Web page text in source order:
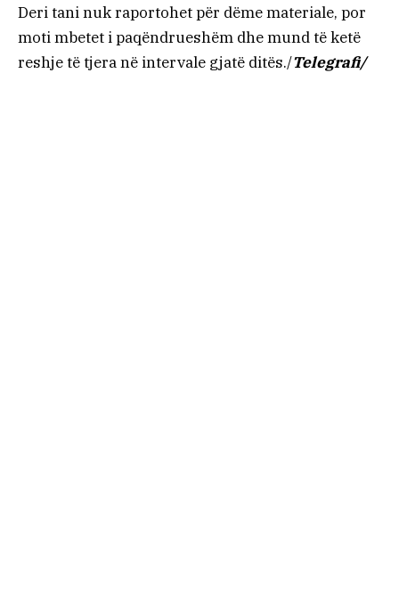
Deri tani nuk raportohet për dëme materiale, por
moti mbetet i paqëndrueshëm dhe mund të ketë
reshje të tjera në intervale gjatë ditës./Telegrafi/